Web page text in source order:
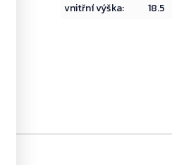
vnitřní výška: 18.5
Přejít do košíku